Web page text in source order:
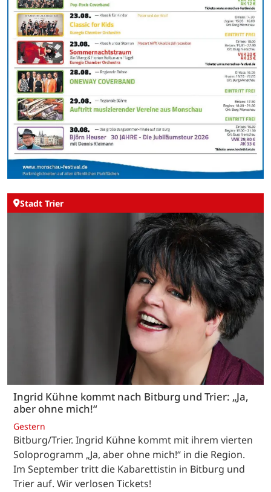
Stadt Trier
Ingrid Kühne kommt nach Bitburg und Trier: „Ja,
aber ohne mich!“
Gestern
Bitburg/Trier. Ingrid Kühne kommt mit ihrem vierten
Soloprogramm „Ja, aber ohne mich!“ in die Region.
Im September tritt die Kabarettistin in Bitburg und
Trier auf. Wir verlosen Tickets!